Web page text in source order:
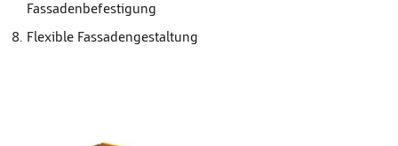
Fassadenbefestigung
Flexible Fassadengestaltung